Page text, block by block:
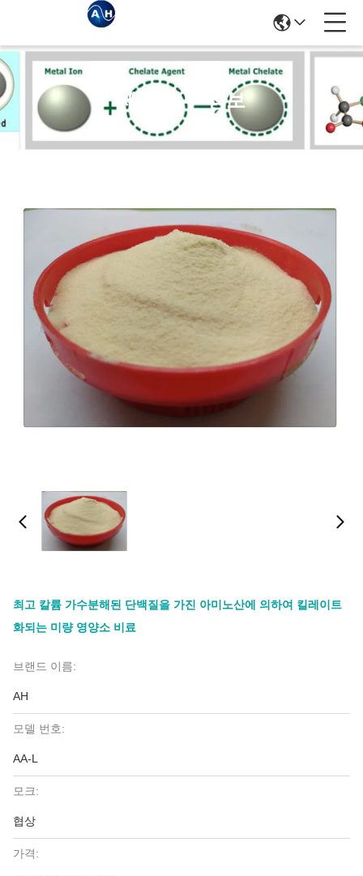
제품 세부 정보
최고 칼륨 가수분해된 단백질을 가진 아미노산에 의하여 킬레이트
화되는 미량 영양소 비료
브랜드 이름:
AH
모델 번호:
AA-L
모크:
협상
가격: